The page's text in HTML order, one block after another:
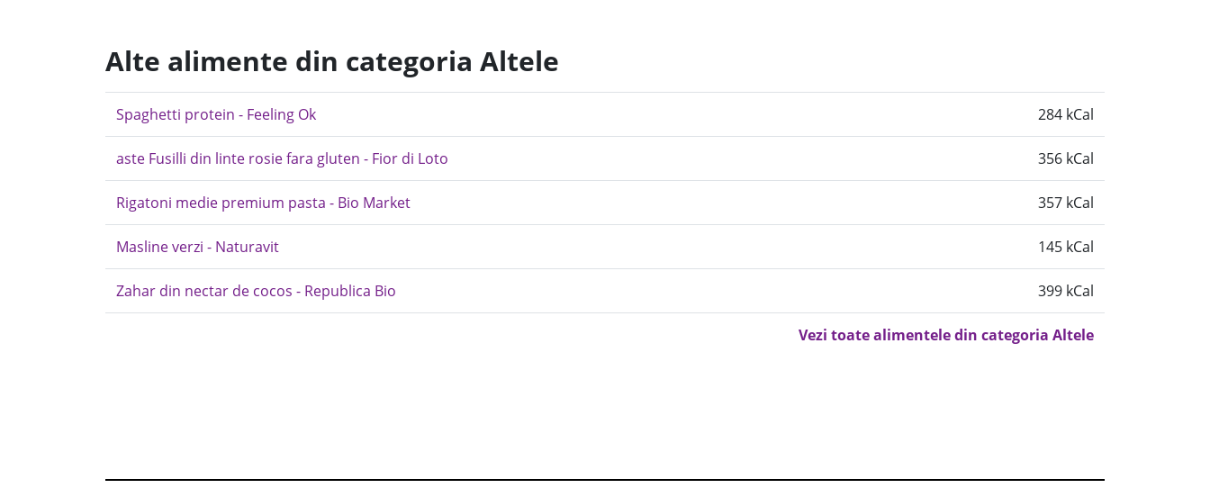
Alte alimente din categoria Altele
Spaghetti protein - Feeling Ok 284 kCal
aste Fusilli din linte rosie fara gluten - Fior di Loto 356 kCal
Rigatoni medie premium pasta - Bio Market 357 kCal
Masline verzi - Naturavit 145 kCal
Zahar din nectar de cocos - Republica Bio 399 kCal
Vezi toate alimentele din categoria Altele